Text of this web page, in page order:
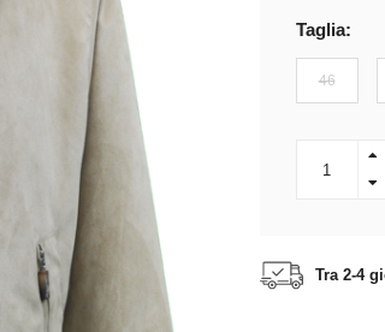
Taglia:
46
Tra 2-4